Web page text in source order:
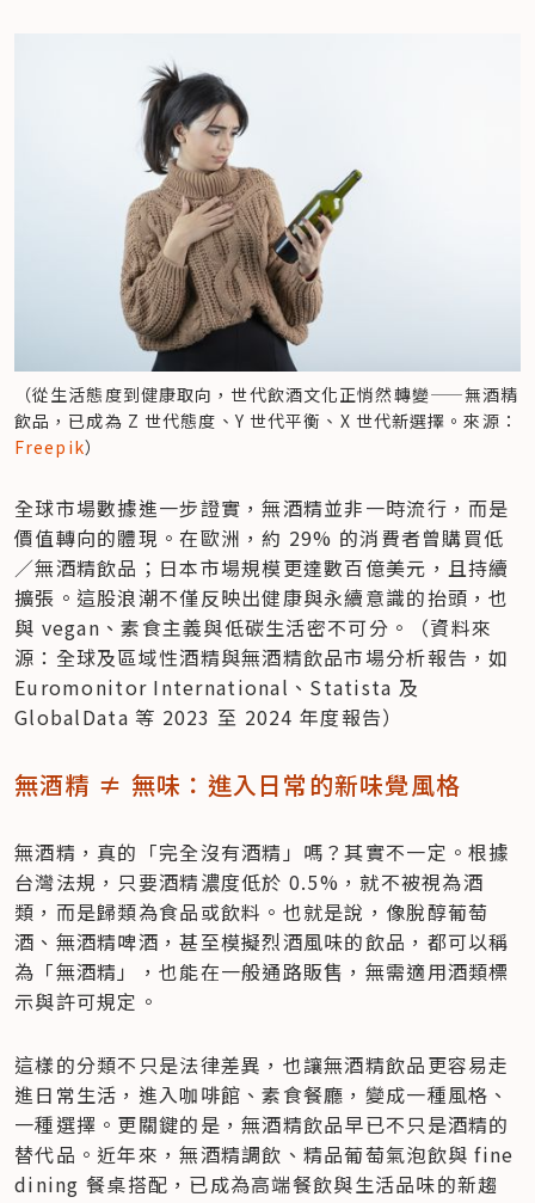
（從生活態度到健康取向，世代飲酒文化正悄然轉變——無酒精
飲品，已成為 Z 世代態度、Y 世代平衡、X 世代新選擇。來源：
Freepik）
全球市場數據進一步證實，無酒精並非一時流行，而是
價值轉向的體現。在歐洲，約 29% 的消費者曾購買低
／無酒精飲品；日本市場規模更達數百億美元，且持續
擴張。這股浪潮不僅反映出健康與永續意識的抬頭，也
與 vegan、素食主義與低碳生活密不可分。（資料來
源：全球及區域性酒精與無酒精飲品市場分析報告，如
Euromonitor International、Statista 及
GlobalData 等 2023 至 2024 年度報告）
無酒精 ≠ 無味：進入日常的新味覺風格
無酒精，真的「完全沒有酒精」嗎？其實不一定。根據
台灣法規，只要酒精濃度低於 0.5%，就不被視為酒
類，而是歸類為食品或飲料。也就是說，像脫醇葡萄
酒、無酒精啤酒，甚至模擬烈酒風味的飲品，都可以稱
為「無酒精」，也能在一般通路販售，無需適用酒類標
示與許可規定。
這樣的分類不只是法律差異，也讓無酒精飲品更容易走
進日常生活，進入咖啡館、素食餐廳，變成一種風格、
一種選擇。更關鍵的是，無酒精飲品早已不只是酒精的
替代品。近年來，無酒精調飲、精品葡萄氣泡飲與 fine
dining 餐桌搭配，已成為高端餐飲與生活品味的新趨